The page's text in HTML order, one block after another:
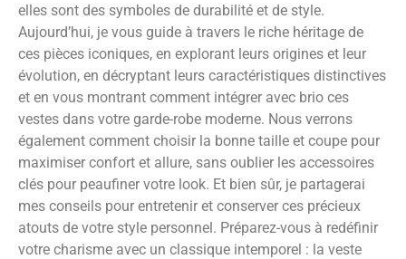
elles sont des symboles de durabilité et de style.
Aujourd’hui, je vous guide à travers le riche héritage de
ces pièces iconiques, en explorant leurs origines et leur
évolution, en décryptant leurs caractéristiques distinctives
et en vous montrant comment intégrer avec brio ces
vestes dans votre garde-robe moderne. Nous verrons
également comment choisir la bonne taille et coupe pour
maximiser confort et allure, sans oublier les accessoires
clés pour peaufiner votre look. Et bien sûr, je partagerai
mes conseils pour entretenir et conserver ces précieux
atouts de votre style personnel. Préparez-vous à redéfinir
votre charisme avec un classique intemporel : la veste